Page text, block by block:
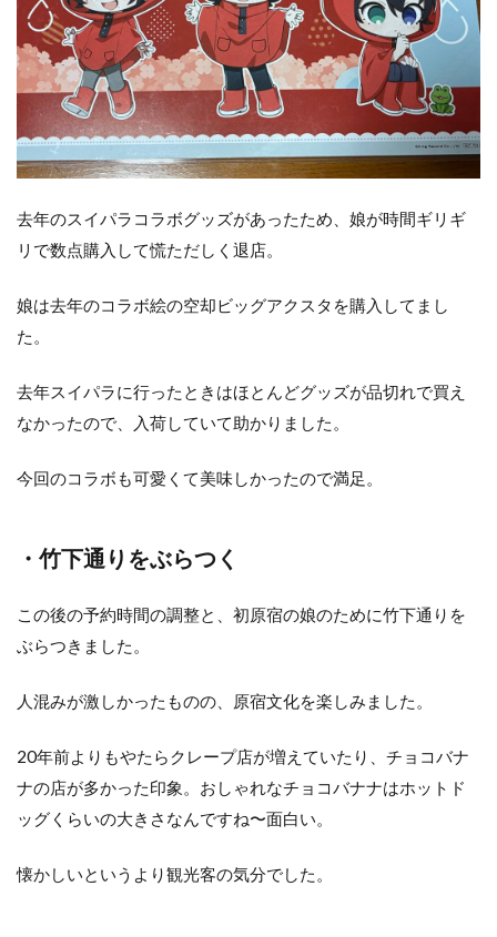
去年のスイパラコラボグッズがあったため、娘が時間ギリギ
リで数点購入して慌ただしく退店。
娘は去年のコラボ絵の空却ビッグアクスタを購入してまし
た。
去年スイパラに行ったときはほとんどグッズが品切れで買え
なかったので、入荷していて助かりました。
今回のコラボも可愛くて美味しかったので満足。
・竹下通りをぶらつく
この後の予約時間の調整と、初原宿の娘のために竹下通りを
ぶらつきました。
人混みが激しかったものの、原宿文化を楽しみました。
20年前よりもやたらクレープ店が増えていたり、チョコバナ
ナの店が多かった印象。おしゃれなチョコバナナはホットド
ッグくらいの大きさなんですね〜面白い。
懐かしいというより観光客の気分でした。